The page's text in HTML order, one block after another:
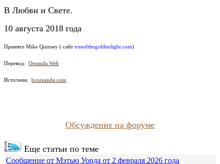
В Любви и Свете.
10 августа 2018 года
Принято Mike Quinsey ( сайт treeofthegoldenlight.com)
Перевод: Oreanda Web
Источник: bcoreanda.com
Обсуждение на форуме
Еще статьи по теме
Сообщение от Мэтью Уорда от 2 февраля 2026 года